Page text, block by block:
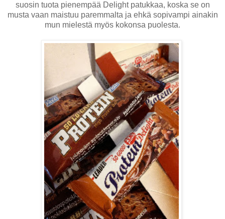
suosin tuota pienempää Delight patukkaa, koska se on
musta vaan maistuu paremmalta ja ehkä sopivampi ainakin
mun mielestä myös kokonsa puolesta.